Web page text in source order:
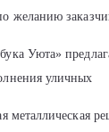
желанию
Уюта»
уличных
металлическая